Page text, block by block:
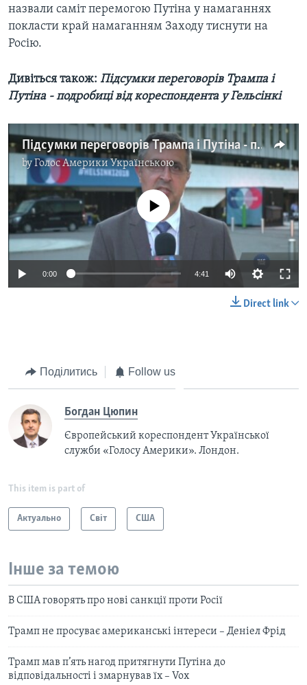
назвали саміт перемогою Путіна у намаганнях
покласти край намаганням Заходу тиснути на
Росію.
Дивіться також: Підсумки переговорів Трампа і
Путіна - подробиці від кореспондента у Гельсінкі
Підсумки переговорів Трампа і Путіна - подробиці від кореспондента у Гельсінкі. Відео
byГолос Америки Українською
No media source currently available
0:00 4:41
Direct link
Поділитись Follow us
Богдан Цюпин
Європейський кореспондент Української
служби «Голосу Америки». Лондон.
This item is part of
Актуально Світ США
Інше за темою
В США говорять про нові санкції проти Росії
Трамп не просуває американські інтереси – Деніел Фрід
Трамп мав п’ять нагод притягнути Путіна до
відповідальності і змарнував їх – Vox